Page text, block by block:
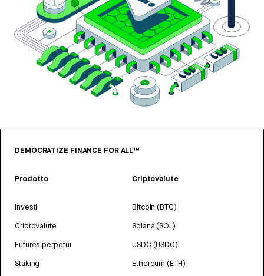
DEMOCRATIZE FINANCE FOR ALL™
Prodotto
Investi
Criptovalute
Futures perpetui
Staking
Criptovalute
Bitcoin (BTC)
Solana (SOL)
USDC (USDC)
Ethereum (ETH)